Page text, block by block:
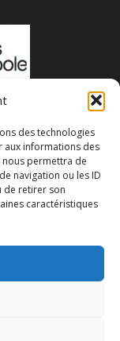
des technologies
aux informations des
nous permettra de
navigation ou les ID
de retirer son
caractéristiques